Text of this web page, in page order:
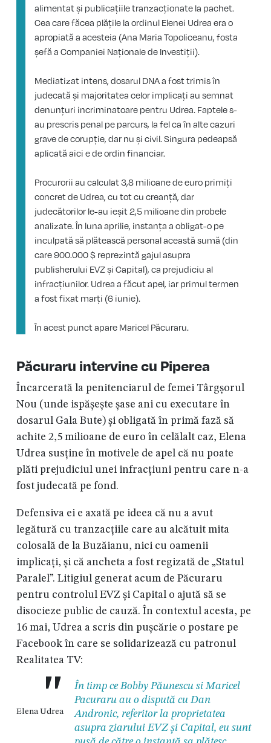
alimentat și publicațiile tranzacționate la pachet.
Cea care făcea plățile la ordinul Elenei Udrea era o
apropiată a acesteia (Ana Maria Topoliceanu, fosta
șefă a Companiei Naționale de Investiții).
Mediatizat intens, dosarul DNA a fost trimis în
judecată și majoritatea celor implicați au semnat
denunțuri incriminatoare pentru Udrea. Faptele s-
au prescris penal pe parcurs, la fel ca în alte cazuri
grave de corupție, dar nu și civil. Singura pedeapsă
aplicată aici e de ordin financiar.
Procurorii au calculat 3,8 milioane de euro primiți
concret de Udrea, cu tot cu creanță, dar
judecătorilor le-au ieșit 2,5 milioane din probele
analizate. În luna aprilie, instanța a obligat-o pe
inculpată să plătească personal această sumă (din
care 900.000 $ reprezintă gajul asupra
publisherului EVZ și Capital), ca prejudiciu al
infracțiunilor. Udrea a făcut apel, iar primul termen
a fost fixat marți (6 iunie).
În acest punct apare Maricel Păcuraru.
Păcuraru intervine cu Piperea
Încarcerată la penitenciarul de femei Târgșorul
Nou (unde ispășește șase ani cu executare în
dosarul Gala Bute) și obligată în primă fază să
achite 2,5 milioane de euro în celălalt caz, Elena
Udrea susține în motivele de apel că nu poate
plăti prejudiciul unei infracțiuni pentru care n-a
fost judecată pe fond.
Defensiva ei e axată pe ideea că nu a avut
legătură cu tranzacțiile care au alcătuit mita
colosală de la Buzăianu, nici cu oamenii
implicați, și că ancheta a fost regizată de „Statul
Paralel”. Litigiul generat acum de Păcuraru
pentru controlul EVZ și Capital o ajută să se
disocieze public de cauză. În contextul acesta, pe
16 mai, Udrea a scris din pușcărie o postare pe
Facebook în care se solidarizează cu patronul
Realitatea TV:
"
Elena Udrea
În timp ce Bobby Păunescu si Maricel
Pacuraru au o dispută cu Dan
Andronic, referitor la proprietatea
asupra ziarului EVZ și Capital, eu sunt